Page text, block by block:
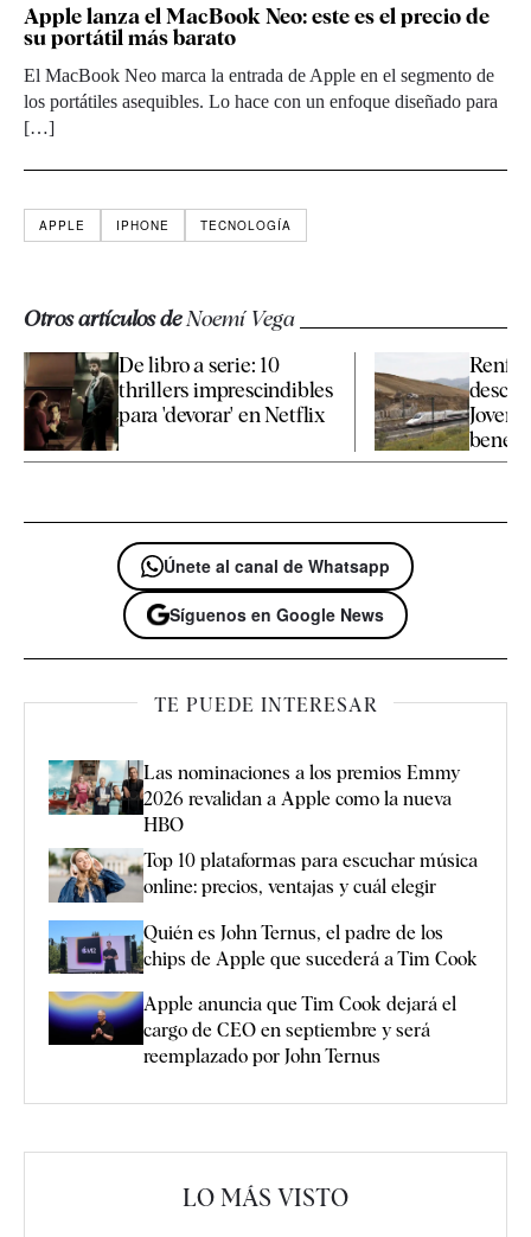
Apple lanza el MacBook Neo: este es el precio de
su portátil más barato
El MacBook Neo marca la entrada de Apple en el segmento de
los portátiles asequibles. Lo hace con un enfoque diseñado para
[…]
APPLE IPHONE TECNOLOGÍA
Otros artículos deNoemí Vega
De libro a serie: 10
thrillers imprescindibles
para 'devorar' en Netflix
Renfe
Joven
Únete al canal de Whatsapp
Síguenos en Google News
TE PUEDE INTERESAR
Las nominaciones a los premios Emmy
2026 revalidan a Apple como la nueva
HBO
Top 10 plataformas para escuchar música
online: precios, ventajas y cuál elegir
Quién es John Ternus, el padre de los
chips de Apple que sucederá a Tim Cook
Apple anuncia que Tim Cook dejará el
cargo de CEO en septiembre y será
reemplazado por John Ternus
LO MÁS VISTO